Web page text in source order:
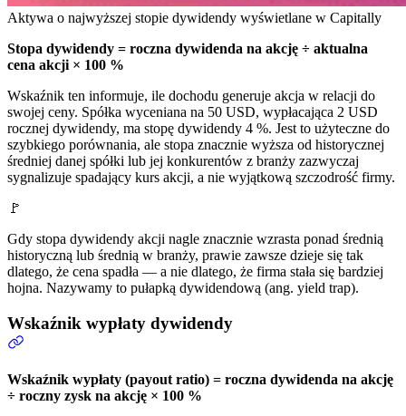
Aktywa o najwyższej stopie dywidendy wyświetlane w Capitally
Stopa dywidendy = roczna dywidenda na akcję ÷ aktualna
cena akcji × 100 %
Wskaźnik ten informuje, ile dochodu generuje akcja w relacji do
swojej ceny. Spółka wyceniana na 50 USD, wypłacająca 2 USD
rocznej dywidendy, ma stopę dywidendy 4 %. Jest to użyteczne do
szybkiego porównania, ale stopa znacznie wyższa od historycznej
średniej danej spółki lub jej konkurentów z branży zazwyczaj
sygnalizuje spadający kurs akcji, a nie wyjątkową szczodrość firmy.
🚩
Gdy stopa dywidendy akcji nagle znacznie wzrasta ponad średnią
historyczną lub średnią w branży, prawie zawsze dzieje się tak
dlatego, że cena spadła — a nie dlatego, że firma stała się bardziej
hojna. Nazywamy to pułapką dywidendową (ang. yield trap).
Wskaźnik wypłaty dywidendy
Wskaźnik wypłaty (payout ratio) = roczna dywidenda na akcję
÷ roczny zysk na akcję × 100 %